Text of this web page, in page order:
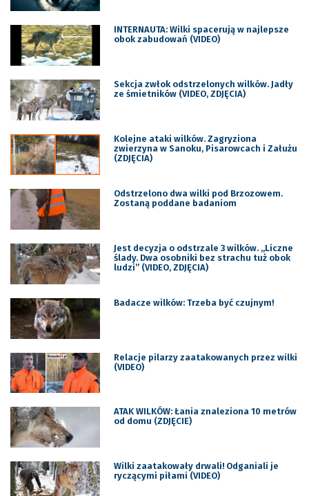
INTERNAUTA: Wilki spacerują w najlepsze
obok zabudowań (VIDEO)
Sekcja zwłok odstrzelonych wilków. Jadły
ze śmietników (VIDEO, ZDJĘCIA)
Kolejne ataki wilków. Zagryziona
zwierzyna w Sanoku, Pisarowcach i Załużu
(ZDJĘCIA)
Odstrzelono dwa wilki pod Brzozowem.
Zostaną poddane badaniom
Jest decyzja o odstrzale 3 wilków. „Liczne
ślady. Dwa osobniki bez strachu tuż obok
ludzi” (VIDEO, ZDJĘCIA)
Badacze wilków: Trzeba być czujnym!
Relacje pilarzy zaatakowanych przez wilki
(VIDEO)
ATAK WILKÓW: Łania znaleziona 10 metrów
od domu (ZDJĘCIE)
Wilki zaatakowały drwali! Odganiali je
ryczącymi piłami (VIDEO)